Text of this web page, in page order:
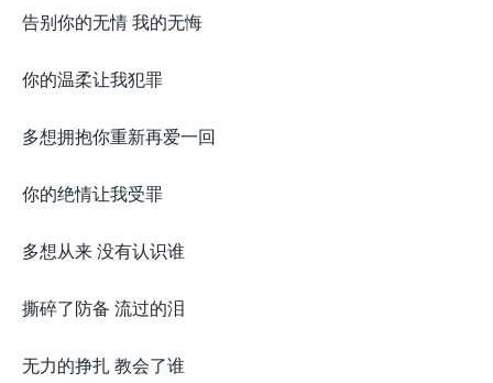
告别你的无情 我的无悔
你的温柔让我犯罪
多想拥抱你重新再爱一回
你的绝情让我受罪
多想从来 没有认识谁
撕碎了防备 流过的泪
无力的挣扎 教会了谁